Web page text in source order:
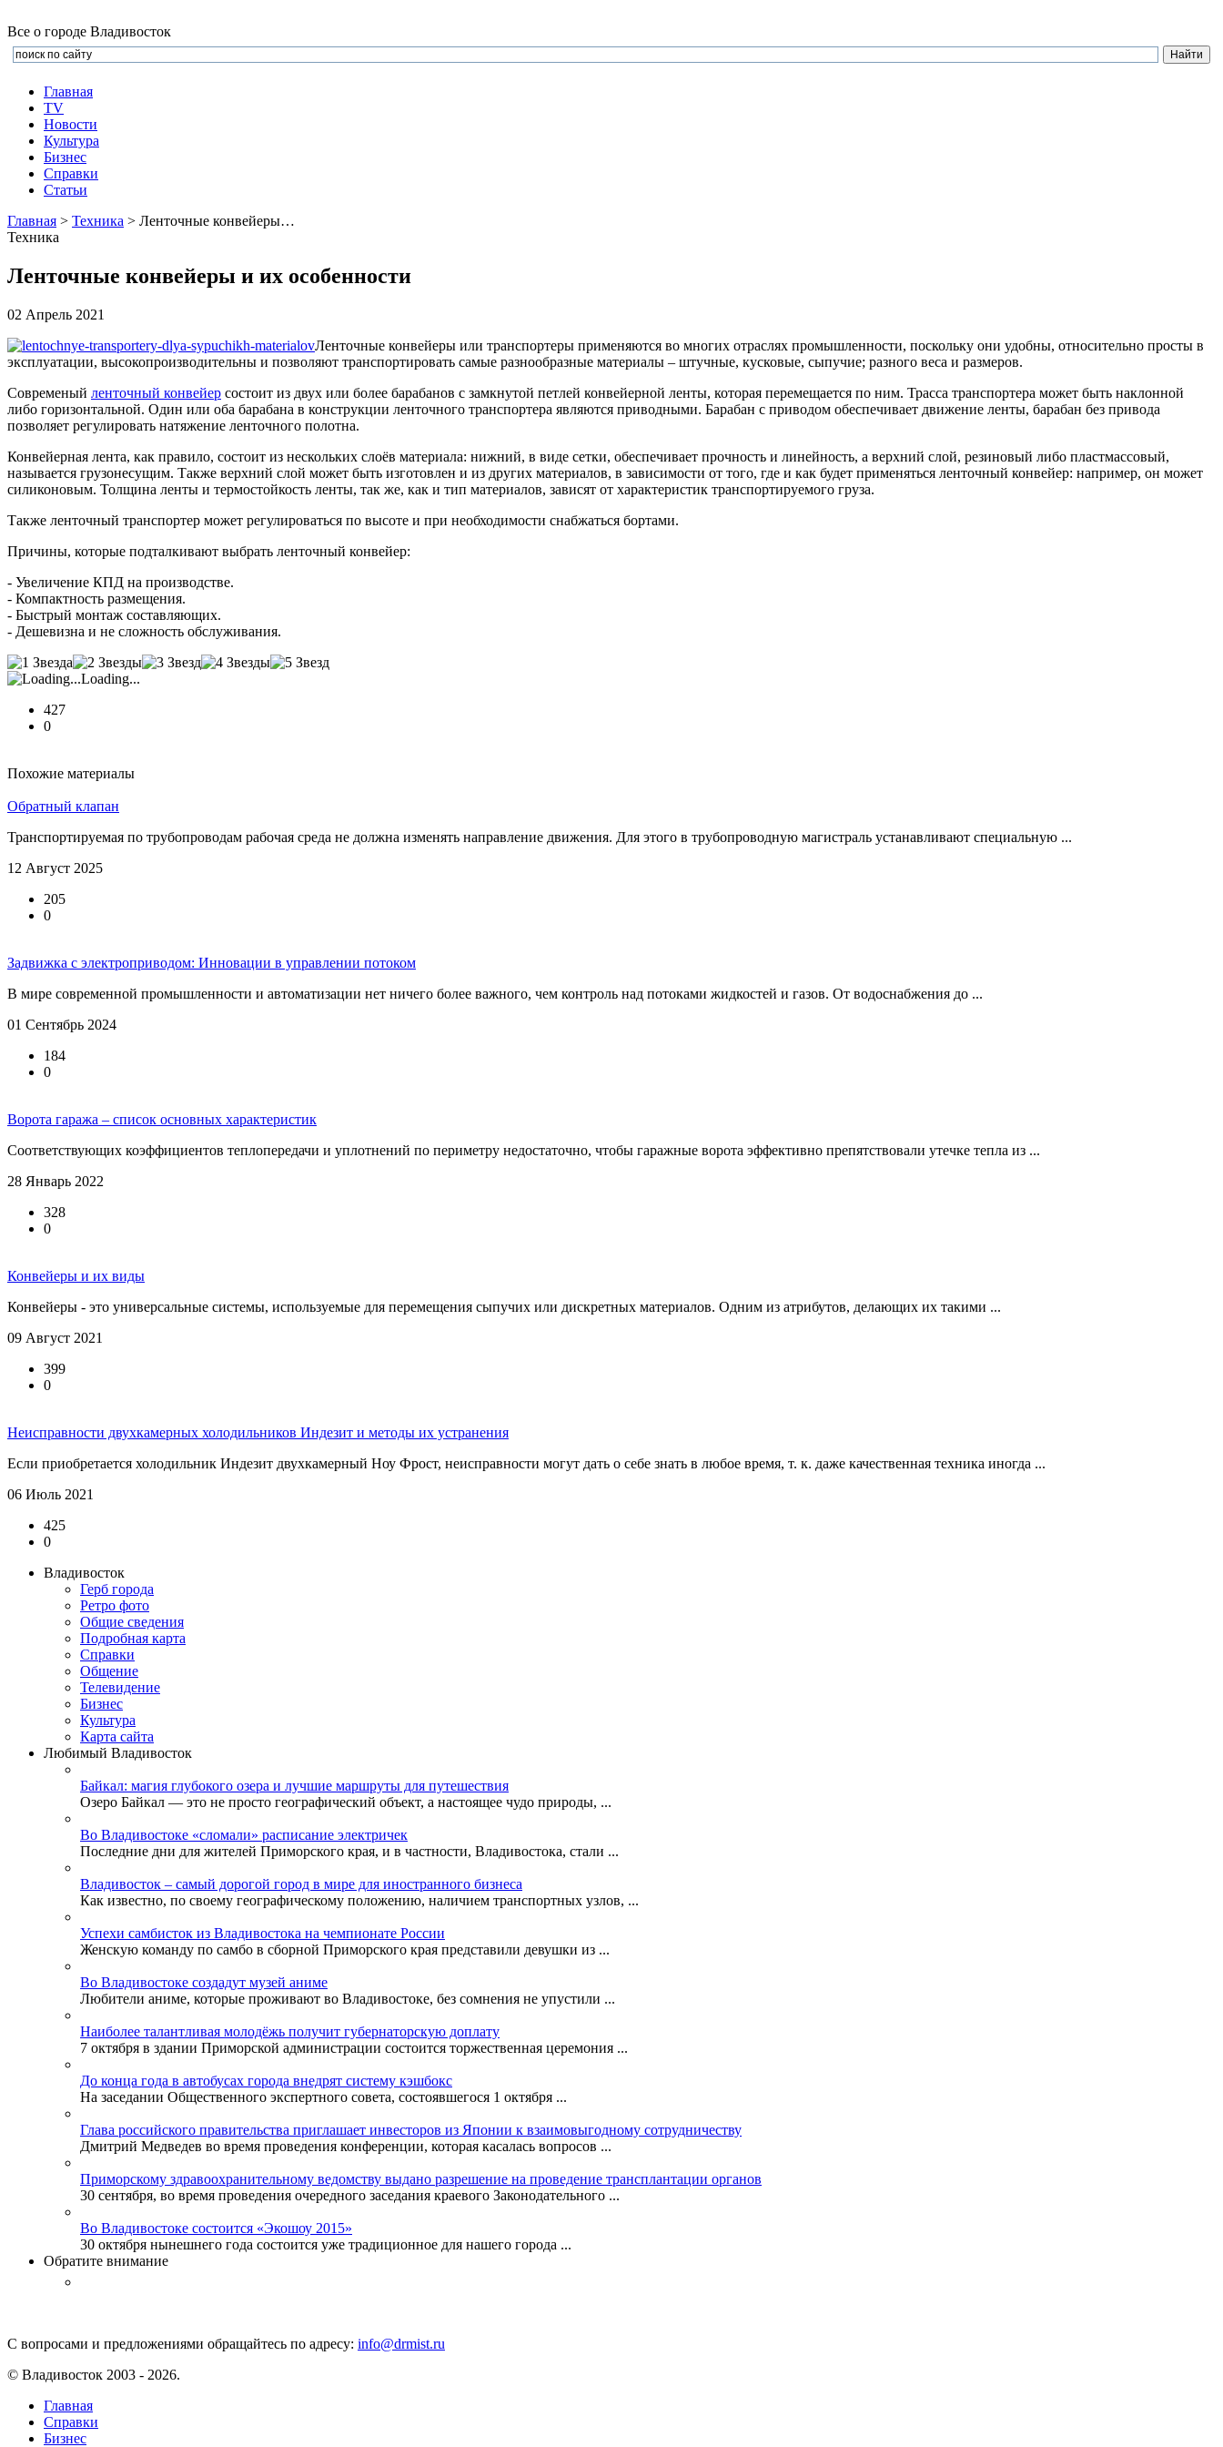
Все о городе Владивосток
Главная
TV
Новости
Культура
Бизнеc
Справки
Статьи
Главная > Техника > Ленточные конвейеры…
Техника
Ленточные конвейеры и их особенности
02 Апрель 2021
Ленточные конвейеры или транспортеры применяются во многих отраслях промышленности, поскольку они удобны, относительно просты в
эксплуатации, высокопроизводительны и позволяют транспортировать самые разнообразные материалы – штучные, кусковые, сыпучие; разного веса и размеров.
Современый ленточный конвейер состоит из двух или более барабанов с замкнутой петлей конвейерной ленты, которая перемещается по ним. Трасса транспортера может быть наклонной
либо горизонтальной. Один или оба барабана в конструкции ленточного транспортера являются приводными. Барабан с приводом обеспечивает движение ленты, барабан без привода
позволяет регулировать натяжение ленточного полотна.
Конвейерная лента, как правило, состоит из нескольких слоёв материала: нижний, в виде сетки, обеспечивает прочность и линейность, а верхний слой, резиновый либо пластмассовый,
называется грузонесущим. Также верхний слой может быть изготовлен и из других материалов, в зависимости от того, где и как будет применяться ленточный конвейер: например, он может
силиконовым. Толщина ленты и термостойкость ленты, так же, как и тип материалов, зависят от характеристик транспортируемого груза.
Также ленточный транспортер может регулироваться по высоте и при необходимости снабжаться бортами.
Причины, которые подталкивают выбрать ленточный конвейер:
- Увеличение КПД на производстве.
- Компактность размещения.
- Быстрый монтаж составляющих.
- Дешевизна и не сложность обслуживания.
Loading...
427
0
Похожие материалы
Обратный клапан
Транспортируемая по трубопроводам рабочая среда не должна изменять направление движения. Для этого в трубопроводную магистраль устанавливают специальную ...
12 Август 2025
205
0
Задвижка с электроприводом: Инновации в управлении потоком
В мире современной промышленности и автоматизации нет ничего более важного, чем контроль над потоками жидкостей и газов. От водоснабжения до ...
01 Сентябрь 2024
184
0
Ворота гаража – список основных характеристик
Соответствующих коэффициентов теплопередачи и уплотнений по периметру недостаточно, чтобы гаражные ворота эффективно препятствовали утечке тепла из ...
28 Январь 2022
328
0
Конвейеры и их виды
Конвейеры - это универсальные системы, используемые для перемещения сыпучих или дискретных материалов. Одним из атрибутов, делающих их такими ...
09 Август 2021
399
0
Неисправности двухкамерных холодильников Индезит и методы их устранения
Если приобретается холодильник Индезит двухкамерный Ноу Фрост, неисправности могут дать о себе знать в любое время, т. к. даже качественная техника иногда ...
06 Июль 2021
425
0
Владивосток
Герб города
Ретро фото
Общие сведения
Подробная карта
Справки
Общение
Телевидение
Бизнеc
Культура
Карта сайта
Любимый Владивосток
Байкал: магия глубокого озера и лучшие маршруты для путешествия
Озеро Байкал — это не просто географический объект, а настоящее чудо природы, ...
Во Владивостоке «сломали» расписание электричек
Последние дни для жителей Приморского края, и в частности, Владивостока, стали ...
Владивосток – самый дорогой город в мире для иностранного бизнеса
Как известно, по своему географическому положению, наличием транспортных узлов, ...
Успехи самбисток из Владивостока на чемпионате России
Женскую команду по самбо в сборной Приморского края представили девушки из ...
Во Владивостоке создадут музей аниме
Любители аниме, которые проживают во Владивостоке, без сомнения не упустили ...
Наиболее талантливая молодёжь получит губернаторскую доплату
7 октября в здании Приморской администрации состоится торжественная церемония ...
До конца года в автобусах города внедрят систему кэшбокс
На заседании Общественного экспертного совета, состоявшегося 1 октября ...
Глава российского правительства приглашает инвесторов из Японии к взаимовыгодному сотрудничеству
Дмитрий Медведев во время проведения конференции, которая касалась вопросов ...
Приморскому здравоохранительному ведомству выдано разрешение на проведение трансплантации органов
30 сентября, во время проведения очередного заседания краевого Законодательного ...
Во Владивостоке состоится «Экошоу 2015»
30 октября нынешнего года состоится уже традиционное для нашего города ...
Обратите внимание
С вопросами и предложениями обращайтесь по адресу: info@drmist.ru
© Владивосток 2003 - 2026.
Главная
Справки
Бизнес